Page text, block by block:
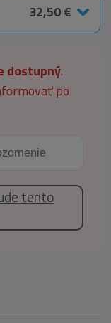
32,50 €
dostupný.
po
tento